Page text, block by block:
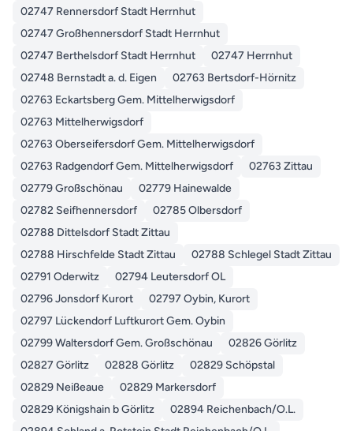
02747 Rennersdorf Stadt Herrnhut
02747 Großhennersdorf Stadt Herrnhut
02747 Berthelsdorf Stadt Herrnhut
02747 Herrnhut
02748 Bernstadt a. d. Eigen
02763 Bertsdorf-Hörnitz
02763 Eckartsberg Gem. Mittelherwigsdorf
02763 Mittelherwigsdorf
02763 Oberseifersdorf Gem. Mittelherwigsdorf
02763 Radgendorf Gem. Mittelherwigsdorf
02763 Zittau
02779 Großschönau
02779 Hainewalde
02782 Seifhennersdorf
02785 Olbersdorf
02788 Dittelsdorf Stadt Zittau
02788 Hirschfelde Stadt Zittau
02788 Schlegel Stadt Zittau
02791 Oderwitz
02794 Leutersdorf OL
02796 Jonsdorf Kurort
02797 Oybin, Kurort
02797 Lückendorf Luftkurort Gem. Oybin
02799 Waltersdorf Gem. Großschönau
02826 Görlitz
02827 Görlitz
02828 Görlitz
02829 Schöpstal
02829 Neißeaue
02829 Markersdorf
02829 Königshain b Görlitz
02894 Reichenbach/O.L.